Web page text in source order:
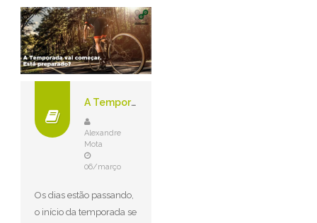
A Temporada Vai Começar. Você Está Preparado?
Alexandre
Mota
06/março
Os dias estão passando,
o início da temporada se